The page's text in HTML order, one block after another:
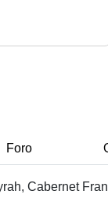
Foro
Cabernet